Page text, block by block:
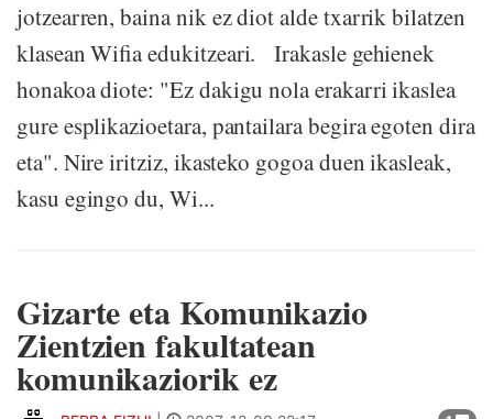
jotzearren, baina nik ez diot alde txarrik bilatzen
klasean Wifia edukitzeari. Irakasle gehienek
honakoa diote: "Ez dakigu nola erakarri ikaslea
gure esplikazioetara, pantailara begira egoten dira
eta". Nire iritziz, ikasteko gogoa duen ikasleak,
kasu egingo du, Wi...
Gizarte eta Komunikazio
Zientzien fakultatean
komunikaziorik ez